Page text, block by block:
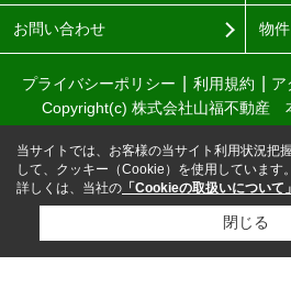
お問い合わせ 物
プライバシーポリシー 利用規約 ア
Copyright(c) 株式会社山福不動産
当サイトでは、お客様の当サイト利用状況把
して、クッキー（Cookie）を使用しています。
詳しくは、当社の 「Cookieの取扱いについて」
閉じる